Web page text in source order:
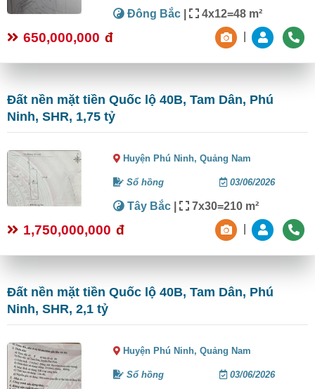
Đông Bắc | 4x12=48 m²
650,000,000 đ
Đất nền mặt tiền Quốc lộ 40B, Tam Dân, Phú
Ninh, SHR, 1,75 tỷ
Huyện Phú Ninh,Quảng Nam
Sổ hồng 03/06/2026
Tây Bắc | 7x30=210 m²
1,750,000,000 đ
Đất nền mặt tiền Quốc lộ 40B, Tam Dân, Phú
Ninh, SHR, 2,1 tỷ
Huyện Phú Ninh,Quảng Nam
Sổ hồng 03/06/2026